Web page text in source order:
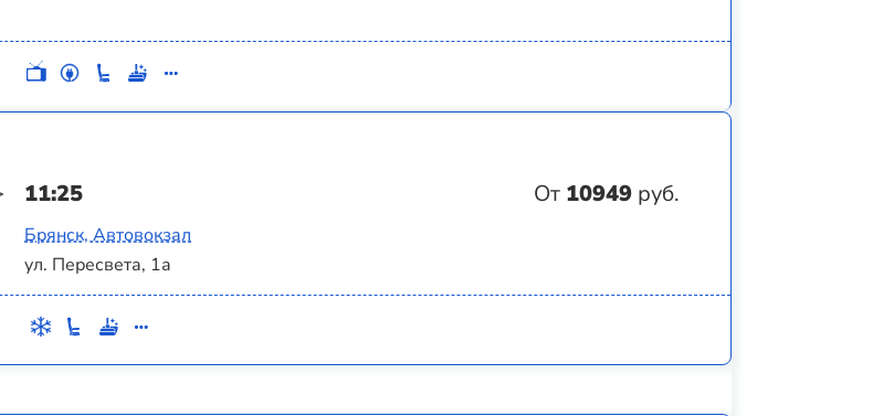
11:25 От 10949 руб.
Брянск, Автовокзал
ул. Пересвета, 1а